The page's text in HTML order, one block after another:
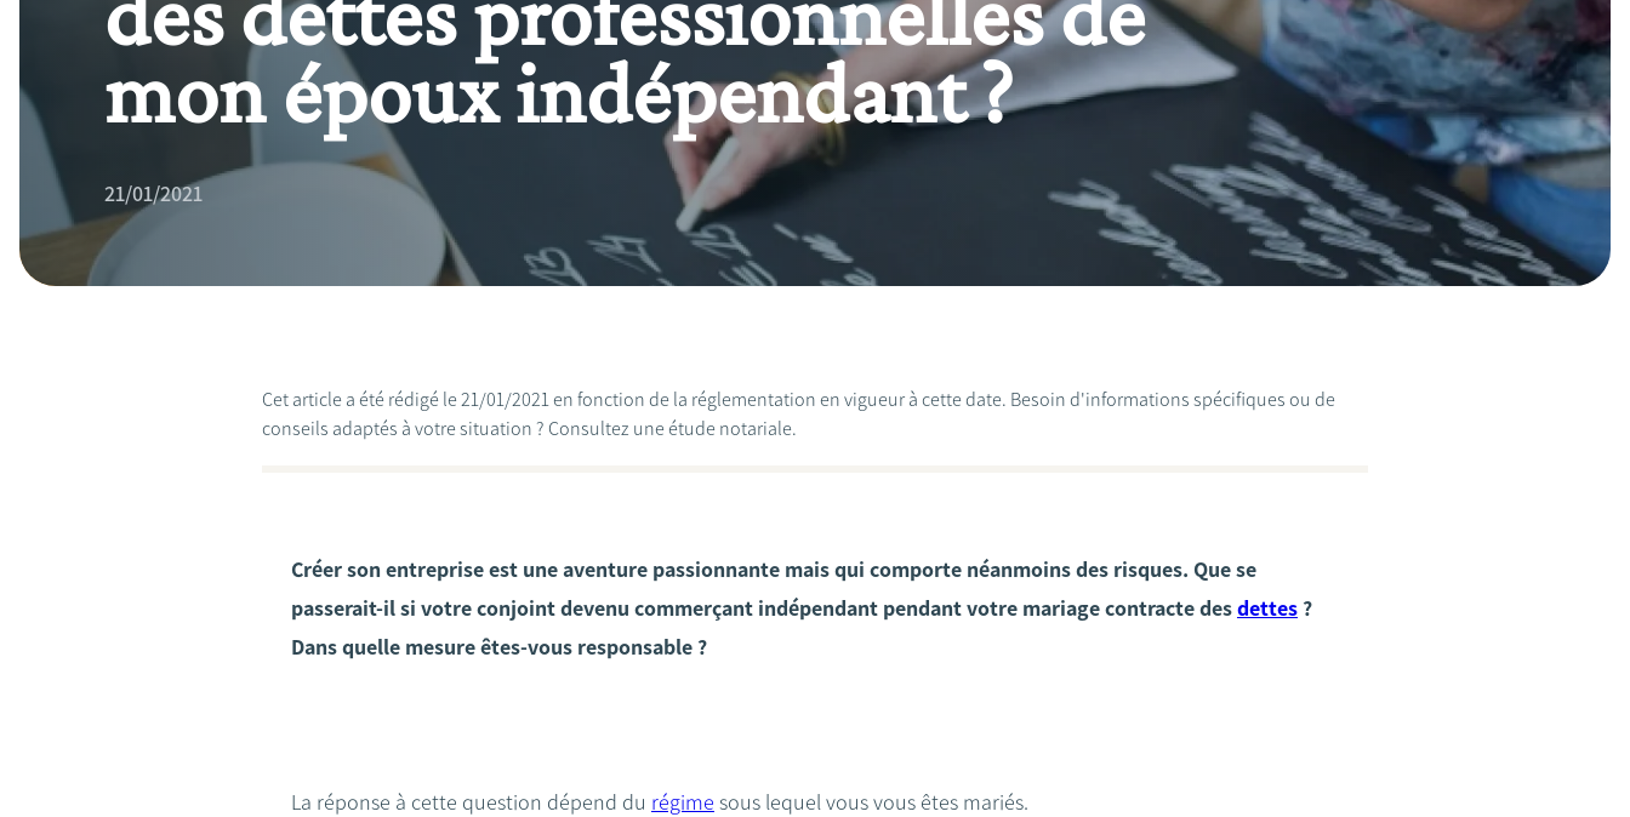
mon époux indépendant ?
21/01/2021
Cet article a été rédigé le 21/01/2021 en fonction de la réglementation en vigueur à cette date. Besoin d'informations spécifiques ou de
conseils adaptés à votre situation ? Consultez une étude notariale.
Créer son entreprise est une aventure passionnante mais qui comporte néanmoins des risques. Que se
passerait-il si votre conjoint devenu commerçant indépendant pendant votre mariage contracte desdettes ?
Dans quelle mesure êtes-vous responsable ?
La réponse à cette question dépend du régime sous lequel vous vous êtes mariés.